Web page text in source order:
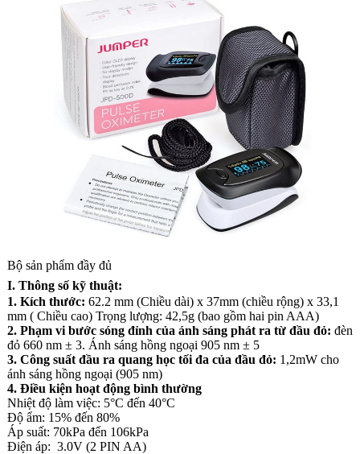
Bộ sản phẩm đầy đủ
I. Thông số kỹ thuật:
1. Kích thước: 62.2 mm (Chiều dài) x 37mm (chiều rộng) x 33,1
mm ( Chiều cao) Trọng lượng: 42,5g (bao gồm hai pin AAA)
2. Phạm vi bước sóng đỉnh của ánh sáng phát ra từ đầu đỏ: đèn
đỏ 660 nm ± 3. Ánh sáng hồng ngoại 905 nm ± 5
3. Công suất đầu ra quang học tối đa của đầu đỏ: 1,2mW cho
ánh sáng hồng ngoại (905 nm)
4. Điều kiện hoạt động bình thường
Nhiệt độ làm việc: 5°C đến 40°C
Độ ẩm: 15% đến 80%
Áp suất: 70kPa đến 106kPa
Điện áp: 3.0V (2 PIN AA)